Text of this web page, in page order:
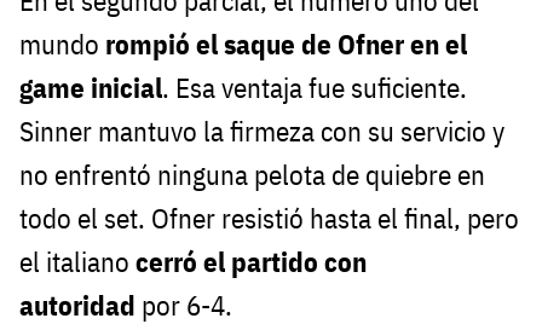
mundo rompió el saque de Ofner en el
game inicial. Esa ventaja fue suficiente.
Sinner mantuvo la firmeza con su servicio y
no enfrentó ninguna pelota de quiebre en
todo el set. Ofner resistió hasta el final, pero
el italiano cerró el partido con
autoridad por 6-4.